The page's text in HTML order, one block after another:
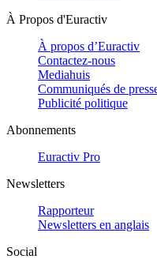
À Propos d'Euractiv
À propos d’Euractiv
Contactez-nous
Mediahuis
Communiqués de
Publicité politique
Abonnements
Euractiv Pro
Newsletters
Rapporteur
Newsletters en anglais
Social